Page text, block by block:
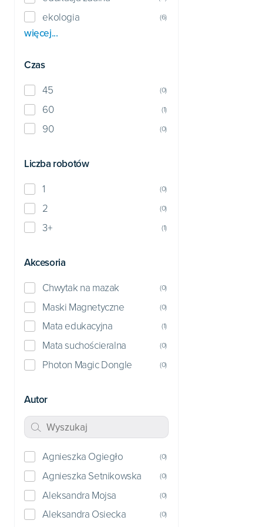
ekologia (6)
więcej...
Czas
45 (0)
60 (1)
90 (0)
Liczba robotów
1 (0)
2 (0)
3+ (1)
Akcesoria
Chwytak na mazak (0)
Maski Magnetyczne (0)
Mata edukacyjna (1)
Mata suchościeralna (0)
Photon Magic Dongle (0)
Autor
Agnieszka Ogiegło (0)
Agnieszka Setnikowska (0)
Aleksandra Mojsa (0)
Aleksandra Osiecka (0)